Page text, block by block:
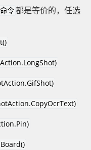
令都是等价的，任选